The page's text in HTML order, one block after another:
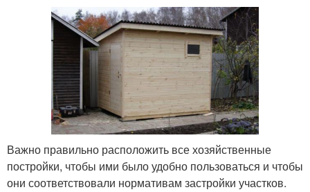
Важно правильно расположить все хозяйственные
постройки, чтобы ими было удобно пользоваться и чтобы
они соответствовали нормативам застройки участков.